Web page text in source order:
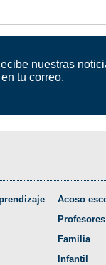
nuestras
tu correo.
Acoso
Profesores
Familia
Infantil